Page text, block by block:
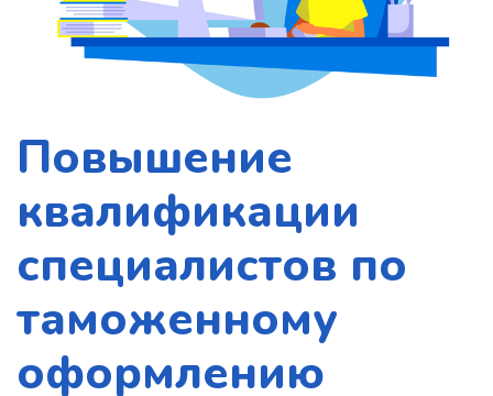
Повышение
квалификации
специалистов по
таможенному
оформлению